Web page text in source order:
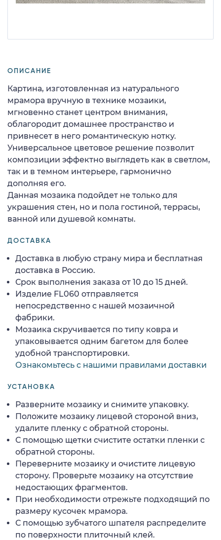
ОПИСАНИЕ
Картина, изготовленная из натурального
мрамора вручную в технике мозаики,
мгновенно станет центром внимания,
облагородит домашнее пространство и
привнесет в него романтическую нотку.
Универсальное цветовое решение позволит
композиции эффектно выглядеть как в светлом,
так и в темном интерьере, гармонично
дополняя его.
Данная мозаика подойдет не только для
украшения стен, но и пола гостиной, террасы,
ванной или душевой комнаты.
ДОСТАВКА
Доставка в любую страну мира и бесплатная
доставка в Россию.
Срок выполнения заказа от 10 до 15 дней.
Изделие FL060 отправляется
непосредственно с нашей мозаичной
фабрики.
Мозаика скручивается по типу ковра и
упаковывается одним багетом для более
удобной транспортировки.
Ознакомьтесь с нашими правилами доставки
УСТАНОВКА
Разверните мозаику и снимите упаковку.
Положите мозаику лицевой стороной вниз,
удалите пленку с обратной стороны.
С помощью щетки счистите остатки пленки с
обратной стороны.
Переверните мозаику и очистите лицевую
сторону. Проверьте мозаику на отсутствие
недостающих фрагментов.
При необходимости отрежьте подходящий по
размеру кусочек мрамора.
С помощью зубчатого шпателя распределите
по поверхности плиточный клей.